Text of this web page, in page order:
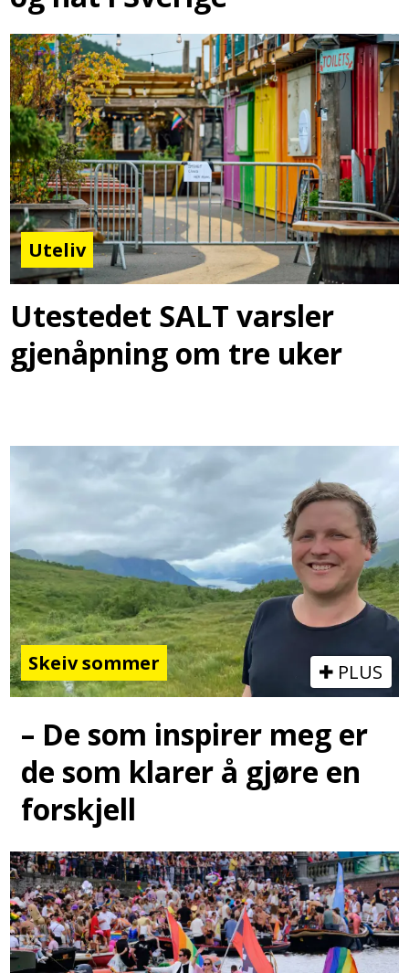
Uteliv
Utestedet SALT varsler
gjenåpning om tre uker
Skeiv sommer PLUS
– De som inspirer meg er
de som klarer å gjøre en
forskjell